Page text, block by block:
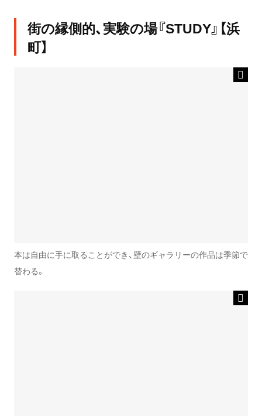
街の縁側的、実験の場『STUDY』【浜
町】
本は自由に手に取ることができ、壁のギャラリーの作品は季節で
替わる。